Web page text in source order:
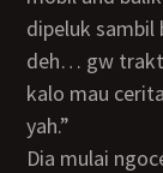
dipeluk sambil
deh… gw
kalo mau
yah.”
Dia mulai ngoceh… gini bro… pas gw ketok-ketok